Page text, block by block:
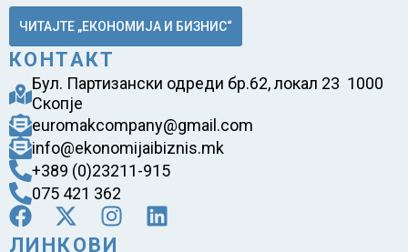
ЧИТАЈТЕ „ЕКОНОМИЈА И БИЗНИС“
КОНТАКТ
Бул. Партизански одреди бр.62, локал 23 1000
Скопје
euromakcompany@gmail.com
info@ekonomijaibiznis.mk
+389 (0)23211-915
075 421 362
ЛИНКОВИ